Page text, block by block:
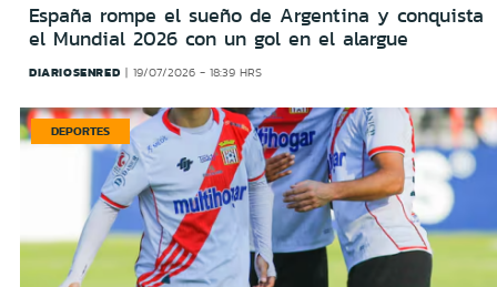
España rompe el sueño de Argentina y conquista
el Mundial 2026 con un gol en el alargue
DIARIOSENRED 19/07/2026 - 18:39 HRS
DEPORTES